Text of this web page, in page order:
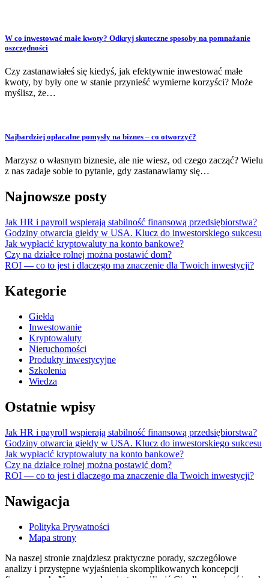
W co inwestować małe kwoty? Odkryj skuteczne sposoby na pomnażanie
oszczędności
Czy zastanawiałeś się kiedyś, jak efektywnie inwestować małe
kwoty, by były one w stanie przynieść wymierne korzyści? Może
myślisz, że…
Najbardziej opłacalne pomysły na biznes – co otworzyć?
Marzysz o własnym biznesie, ale nie wiesz, od czego zacząć? Wielu
z nas zadaje sobie to pytanie, gdy zastanawiamy się…
Najnowsze posty
Jak HR i payroll wspierają stabilność finansową przedsiębiorstwa?
Godziny otwarcia giełdy w USA. Klucz do inwestorskiego sukcesu
Jak wypłacić kryptowaluty na konto bankowe?
Czy na działce rolnej można postawić dom?
ROI — co to jest i dlaczego ma znaczenie dla Twoich inwestycji?
Kategorie
Giełda
Inwestowanie
Kryptowaluty
Nieruchomości
Produkty inwestycyjne
Szkolenia
Wiedza
Ostatnie wpisy
Jak HR i payroll wspierają stabilność finansową przedsiębiorstwa?
Godziny otwarcia giełdy w USA. Klucz do inwestorskiego sukcesu
Jak wypłacić kryptowaluty na konto bankowe?
Czy na działce rolnej można postawić dom?
ROI — co to jest i dlaczego ma znaczenie dla Twoich inwestycji?
Nawigacja
Polityka Prywatności
Mapa strony
Na naszej stronie znajdziesz praktyczne porady, szczegółowe
analizy i przystępne wyjaśnienia skomplikowanych koncepcji